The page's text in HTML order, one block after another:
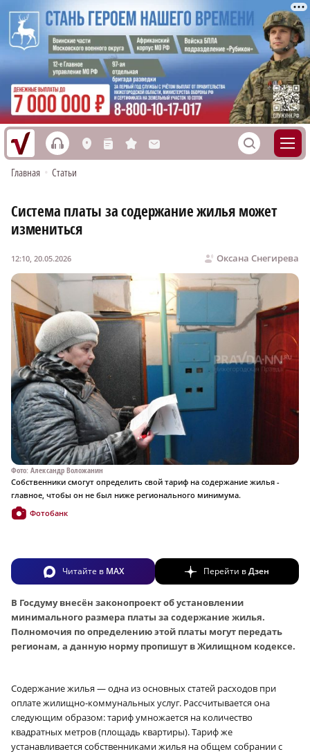
h L n s M S
Главная • Статьи
Система платы за содержание жилья может
измениться
Оксана Снегирева
12:10, 20.05.2026
Фото: Александр Воложанин
Собственники смогут определить свой тариф на содержание жилья -
главное, чтобы он не был ниже регионального минимума.
Фотобанк
Читайте в MAX Перейти вДзен
В Госдуму внесён законопроект об установлении
минимального размера платы за содержание жилья.
Полномочия по определению этой платы могут передать
регионам, а данную норму пропишут в Жилищном кодексе.
Содержание жилья — одна из основных статей расходов при
оплате жилищно-коммунальных услуг. Рассчитывается она
следующим образом: тариф умножается на количество
квадратных метров (площадь квартиры). Тариф же
устанавливается собственниками жилья на общем собрании с